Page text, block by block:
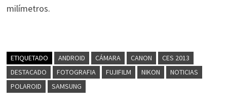
milímetros.
ETIQUETADO ANDROID CÁMARA CANON
CES 2013
DESTACADO
FOTOGRAFIA FUJIFILM NIKON
NOTICIAS
POLAROID
SAMSUNG